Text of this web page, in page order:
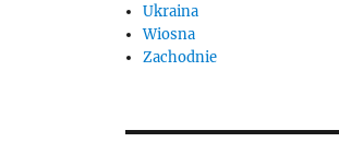
Ukraina
Wiosna
Zachodnie